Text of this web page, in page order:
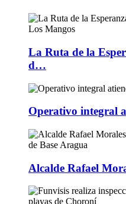
La Ruta de la
d…
Operativo integral
Alcalde Rafael